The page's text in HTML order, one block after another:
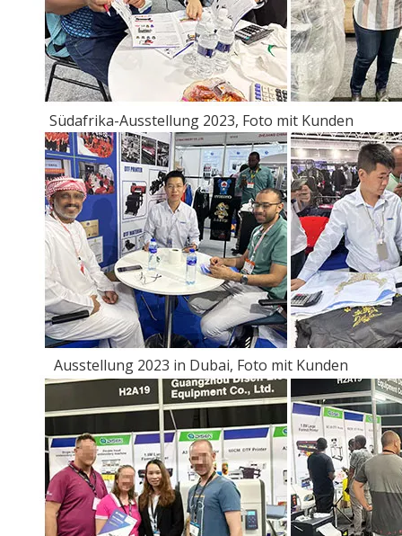
Südafrika-Ausstellung 2023, Foto mit Kunden
Ausstellung 2023 in Dubai, Foto mit Kunden